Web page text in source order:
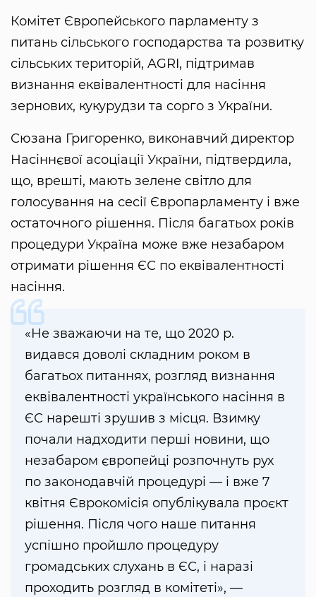
Комітет Європейського парламенту з
питань сільського господарства та розвитку
сільських територій, AGRI, підтримав
визнання еквівалентності для насіння
зернових, кукурудзи та сорго з України.
Сюзана Григоренко, виконавчий директор
Насіннєвої асоціації України, підтвердила,
що, врешті, мають зелене світло для
голосування на сесії Європарламенту і вже
остаточного рішення. Після багатьох років
процедури Україна може вже незабаром
отримати рішення ЄС по еквівалентності
насіння.
«Не зважаючи на те, що 2020 р.
видався доволі складним роком в
багатьох питаннях, розгляд визнання
еквівалентності українського насіння в
ЄС нарешті зрушив з місця. Взимку
почали надходити перші новини, що
незабаром європейці розпочнуть рух
по законодавчій процедурі — і вже 7
квітня Єврокомісія опублікувала проєкт
рішення. Після чого наше питання
успішно пройшло процедуру
громадських слухань в ЄС, і наразі
проходить розгляд в комітеті», —